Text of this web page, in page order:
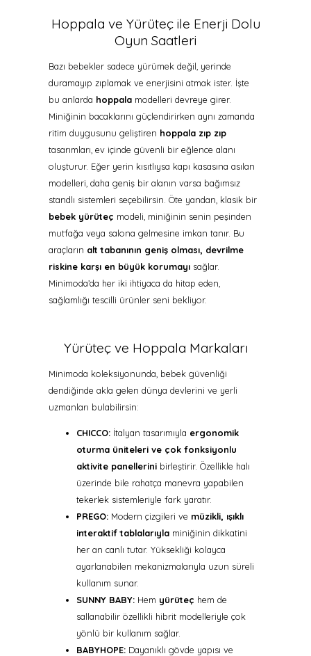
Hoppala ve Yürüteç ile Enerji Dolu
Oyun Saatleri
Bazı bebekler sadece yürümek değil, yerinde
duramayıp zıplamak ve enerjisini atmak ister. İşte
bu anlarda hoppala modelleri devreye girer.
Miniğinin bacaklarını güçlendirirken aynı zamanda
ritim duygusunu geliştiren hoppala zıp zıp
tasarımları, ev içinde güvenli bir eğlence alanı
oluşturur. Eğer yerin kısıtlıysa kapı kasasına asılan
modelleri, daha geniş bir alanın varsa bağımsız
standlı sistemleri seçebilirsin. Öte yandan, klasik bir
bebek yürüteç modeli, miniğinin senin peşinden
mutfağa veya salona gelmesine imkan tanır. Bu
araçların alt tabanının geniş olması, devrilme
riskine karşı en büyük korumayı sağlar.
Minimoda’da her iki ihtiyaca da hitap eden,
sağlamlığı tescilli ürünler seni bekliyor.
Yürüteç ve Hoppala Markaları
Minimoda koleksiyonunda, bebek güvenliği
dendiğinde akla gelen dünya devlerini ve yerli
uzmanları bulabilirsin:
CHICCO: İtalyan tasarımıyla ergonomik
oturma üniteleri ve çok fonksiyonlu
aktivite panellerini birleştirir. Özellikle halı
üzerinde bile rahatça manevra yapabilen
tekerlek sistemleriyle fark yaratır.
PREGO: Modern çizgileri ve müzikli, ışıklı
interaktif tablalarıyla miniğinin dikkatini
her an canlı tutar. Yüksekliği kolayca
ayarlanabilen mekanizmalarıyla uzun süreli
kullanım sunar.
SUNNY BABY: Hem yürüteç hem de
sallanabilir özellikli hibrit modelleriyle çok
yönlü bir kullanım sağlar.
BABYHOPE: Dayanıklı gövde yapısı ve